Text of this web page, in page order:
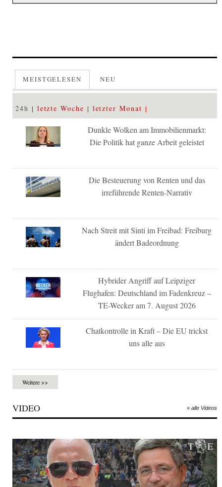
MEISTGELESEN NEU
24h letzte Woche letzter Monat
Dunkle Wolken am Immobilienmarkt:
Die Politik hat ganze Arbeit geleistet
Die Besteuerung von Renten und das
irreführende Renten-Narrativ
Nach Streit mit Sinti im Freibad: Freiburg
ändert Badeordnung
Hybrider Angriff auf Leipziger
Flughafen: Deutschland im Fadenkreuz –
TE-Wecker am 7. August 2026
Chatkontrolle in Kraft – Die EU trickst
uns alle aus
Weitere >>
VIDEO » alle Videos